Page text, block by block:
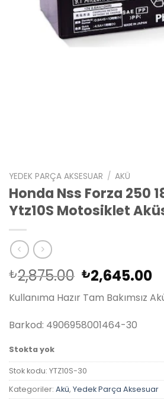
YEDEK PARÇA AKSESUAR / AKÜ
Honda Nss Forza 250
Ytz10S Motosiklet
₺2,875.00 Orijinal
fiyat:
₺2,875.00.
₺2,645.00Şu
Kullanıma Hazır Tam Bakımsız
Barkod: 4906958001464-30
Stokta yok
Stok kodu: YTZ10S-30
Kategoriler: Akü, Yedek Parça Aksesuar